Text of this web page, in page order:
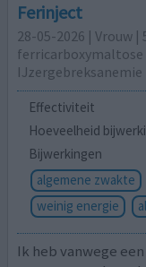
Ferinject
28-05-2026 | Vrouw |
IJzergebreksanemie
Effectiviteit
Hoeveelheid
Bijwerkingen
algemene zwakte
weinig energie
Ik heb vanwege